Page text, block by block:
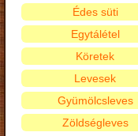
Édes süti
Egytálétel
Köretek
Levesek
Gyümölcsleves
Zöldségleves